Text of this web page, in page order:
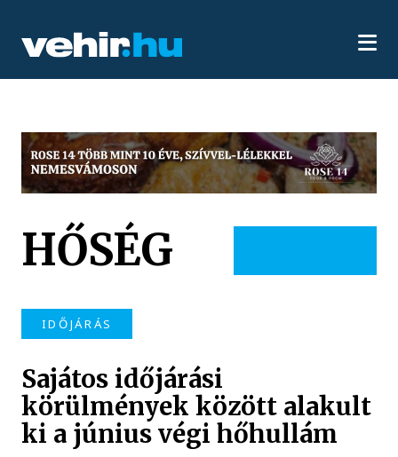
HŐSÉG
IDŐJÁRÁS
Sajátos időjárási
körülmények között alakult
ki a június végi hőhullám